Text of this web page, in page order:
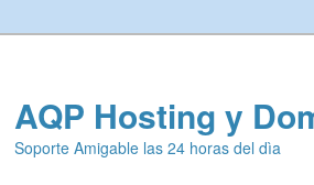
AQP Hosting y
Soporte Amigable las 24 horas del dìa